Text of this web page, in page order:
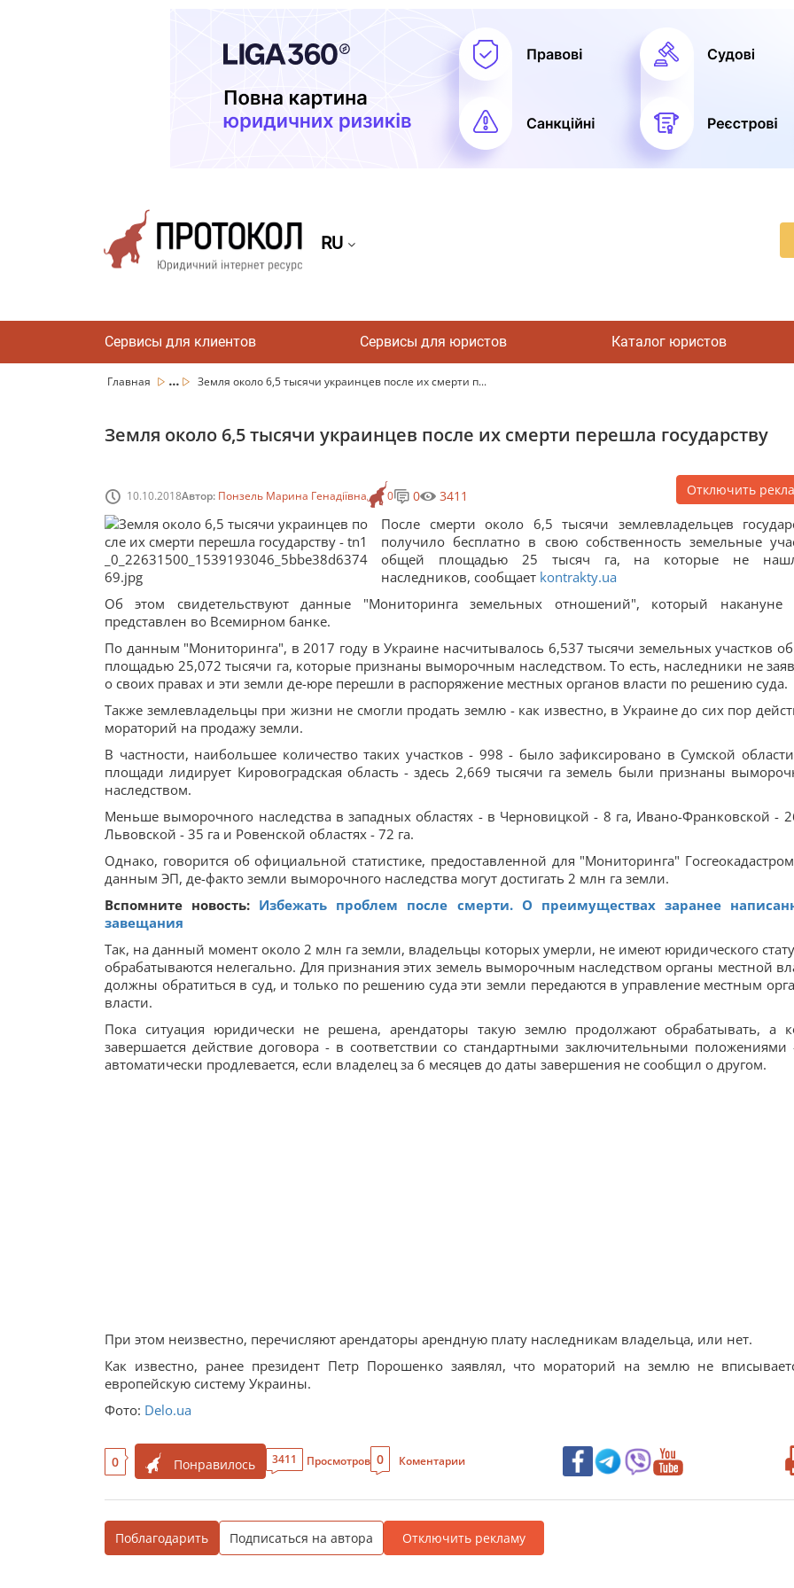
RU
Сервисы для клиентов Сервисы для юристов Каталог юристов
Главная ... Земля около 6,5 тысячи украинцев после их смерти п...
Земля около 6,5 тысячи украинцев после их смерти перешла государству
10.10.2018Автор: Понзель Марина Генадіївна 0 0 3411 Отключить
После смерти около 6,5 тысячи землевладельцев
получило бесплатно в свою собственность земельные
общей площадью 25 тысяч га, на которые не
наследников, сообщает kontrakty.ua
Об этом свидетельствуют данные "Мониторинга земельных отношений", который накануне
представлен во Всемирном банке.
По данным "Мониторинга", в 2017 году в Украине насчитывалось 6,537 тысячи земельных участков
площадью 25,072 тысячи га, которые признаны выморочным наследством. То есть, наследники не
о своих правах и эти земли де-юре перешли в распоряжение местных органов власти по решению суда.
Также землевладельцы при жизни не смогли продать землю - как известно, в Украине до сих пор
мораторий на продажу земли.
В частности, наибольшее количество таких участков - 998 - было зафиксировано в Сумской
площади лидирует Кировоградская область - здесь 2,669 тысячи га земель были признаны
наследством.
Меньше выморочного наследства в западных областях - в Черновицкой - 8 га, Ивано-Франковской -
Львовской - 35 га и Ровенской областях - 72 га.
Однако, говорится об официальной статистике, предоставленной для "Мониторинга"
данным ЭП, де-факто земли выморочного наследства могут достигать 2 млн га земли.
Вспомните новость: Избежать проблем после смерти. О преимуществах заранее
завещания
Так, на данный момент около 2 млн га земли, владельцы которых умерли, не имеют юридического
обрабатываются нелегально. Для признания этих земель выморочным наследством органы местной
должны обратиться в суд, и только по решению суда эти земли передаются в управление местным
власти.
Пока ситуация юридически не решена, арендаторы такую ​​землю продолжают обрабатывать, а
завершается действие договора - в соответствии со стандартными заключительными
автоматически продлевается, если владелец за 6 месяцев до даты завершения не сообщил о другом.
При этом неизвестно, перечисляют арендаторы арендную плату наследникам владельца, или нет.
Как известно, ранее президент Петр Порошенко заявлял, что мораторий на землю не
европейскую систему Украины.
Фото: Delo.ua
0 Понравилось 3411 Просмотров 0 Коментарии
Поблагодарить Подписаться на автора Отключить рекламу